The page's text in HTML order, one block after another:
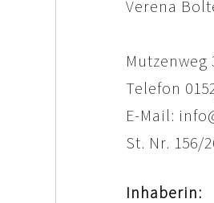
Verena
Mutzenweg
Telefon
E-Mail:
St. Nr. 156/
Inhaberin: